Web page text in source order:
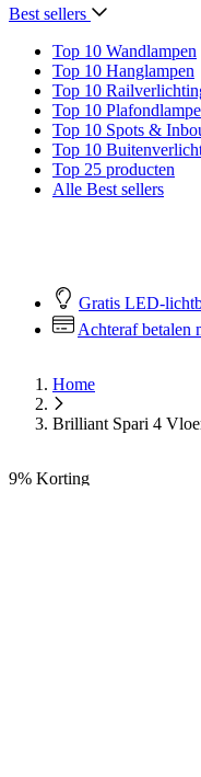
Best sellers
Top 10 Wandlampen
Top 10 Hanglampen
Top 10
Top 10
Top 10 Spots &
Top 10
Top 25 producten
Alle Best sellers
Gratis LED-
Achteraf betalen
Home
Brilliant Spari 4
9% Korting